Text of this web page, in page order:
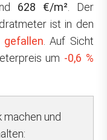
628 €/m² . Der
ist in den
gefallen . Auf Sicht
um -0,6 %
machen und